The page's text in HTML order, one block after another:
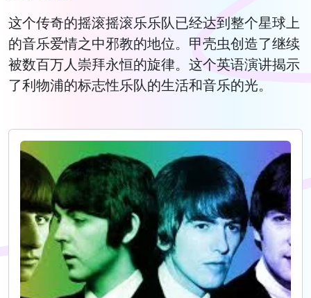
这个传奇的摇滚摇滚乐乐队已经达到整个星球上
的音乐爱情之中邪教的地位。甲壳虫创造了继续
被数百万人崇拜永恒的旋律。这个英语演讲揭示
了利物浦的标志性乐队的生活和音乐的光。